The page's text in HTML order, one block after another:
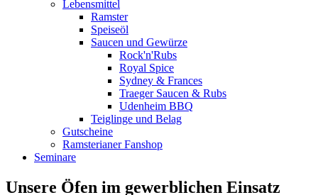
Lebensmittel
Ramster
Speiseöl
Saucen und Gewürze
Rock'n'Rubs
Royal Spice
Sydney & Frances
Traeger Saucen & Rubs
Udenheim BBQ
Teiglinge und Belag
Gutscheine
Ramsterianer Fanshop
Seminare
Unsere Öfen im gewerblichen Einsatz